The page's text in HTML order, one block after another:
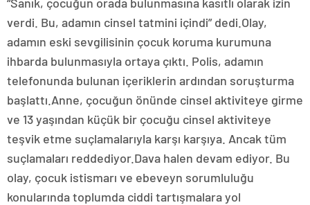
verdi. Bu, adamın cinsel tatmini içindi” dedi.Olay,
adamın eski sevgilisinin çocuk koruma kurumuna
ihbarda bulunmasıyla ortaya çıktı. Polis, adamın
telefonunda bulunan içeriklerin ardından soruşturma
başlattı.Anne, çocuğun önünde cinsel aktiviteye girme
ve 13 yaşından küçük bir çocuğu cinsel aktiviteye
teşvik etme suçlamalarıyla karşı karşıya. Ancak tüm
suçlamaları reddediyor.Dava halen devam ediyor. Bu
olay, çocuk istismarı ve ebeveyn sorumluluğu
konularında toplumda ciddi tartışmalara yol